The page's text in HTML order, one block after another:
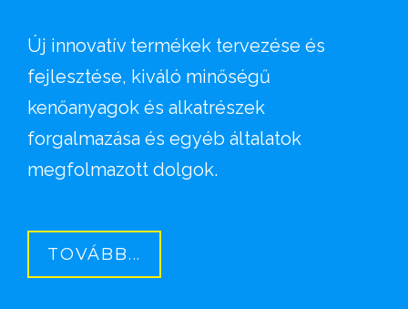
Új innovatív termékek tervezése és
fejlesztése, kiváló minőségű
kenőanyagok és alkatrészek
forgalmazása és egyéb általatok
megfolmazott dolgok.
TOVÁBB...